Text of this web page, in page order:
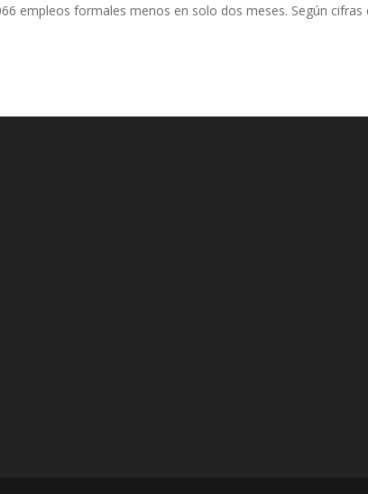
empleos formales menos en solo dos meses. Según cifras